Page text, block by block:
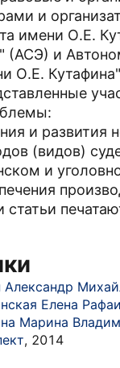
и
имени О.Е.
(АСЭ) и
О.Е.
и
(видов)
и
Александр
Елена
Марина
, 2014